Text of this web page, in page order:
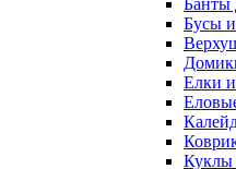
Банты
Бусы
Елки
Куклы